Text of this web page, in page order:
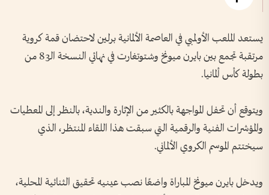
يستعد الملعب الأولمبي في العاصمة الألمانية برلين لاحتضان قمة كروية
مرتقبة تجمع بين بايرن ميونخ وشتوتغارت في نهائي النسخة الـ83 من
بطولة كأس ألمانيا.
ويتوقع أن تحفل المواجهة بالكثير من الإثارة والندية، بالنظر إلى المعطيات
والمؤشرات الفنية والرقمية التي سبقت هذا اللقاء المنتظر، الذي
سيختتم الموسم الكروي الألماني.
ويدخل بايرن ميونخ المباراة واضعًا نصب عينيه تحقيق الثنائية المحلية،